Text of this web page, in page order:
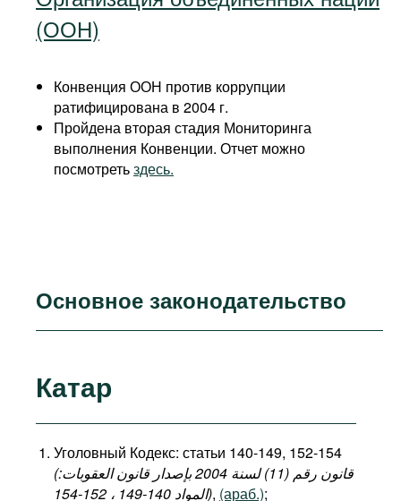
(ООН)
Конвенция ООН против коррупции
ратифицирована в 2004 г.
Пройдена вторая стадия Мониторинга
выполнения Конвенции. Отчет можно
посмотретьздесь.
Основное законодательство
Катар
Уголовный Кодекс: статьи 140-149, 152-154
(قانون رقم (11) لسنة 2004 بإصدار قانون العقوبات:
المواد 140-149 ، 152-154), (араб.);